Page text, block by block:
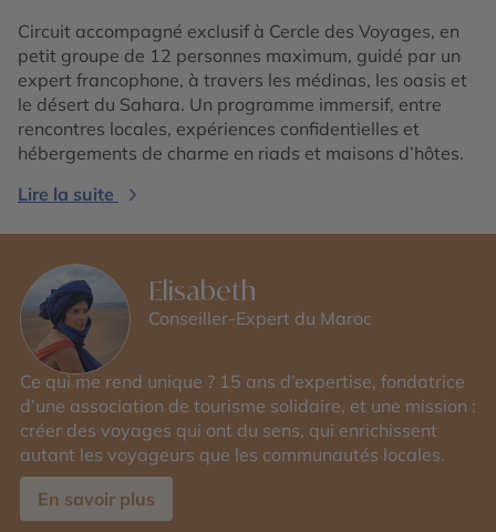
Circuit accompagné exclusif à Cercle des Voyages, en
petit groupe de 12 personnes maximum, guidé par un
expert francophone, à travers les médinas, les oasis et
le désert du Sahara. Un programme immersif, entre
rencontres locales, expériences confidentielles et
hébergements de charme en riads et maisons d’hôtes.
Lire la suite
Elisabeth
Conseiller-Expert du Maroc
Ce qui me rend unique ? 15 ans d’expertise, fondatrice
d’une association de tourisme solidaire, et une mission :
créer des voyages qui ont du sens, qui enrichissent
autant les voyageurs que les communautés locales.
En savoir plus